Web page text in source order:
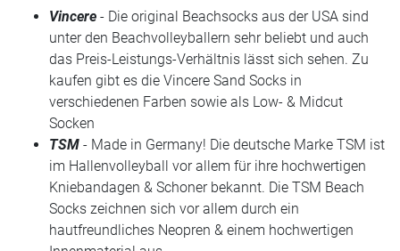
Vincere - Die original Beachsocks aus der USA sind
unter den Beachvolleyballern sehr beliebt und auch
das Preis-Leistungs-Verhältnis lässt sich sehen. Zu
kaufen gibt es die Vincere Sand Socks in
verschiedenen Farben sowie als Low- & Midcut
Socken
TSM - Made in Germany! Die deutsche Marke TSM ist
im Hallenvolleyball vor allem für ihre hochwertigen
Kniebandagen & Schoner bekannt. Die TSM Beach
Socks zeichnen sich vor allem durch ein
hautfreundliches Neopren & einem hochwertigen